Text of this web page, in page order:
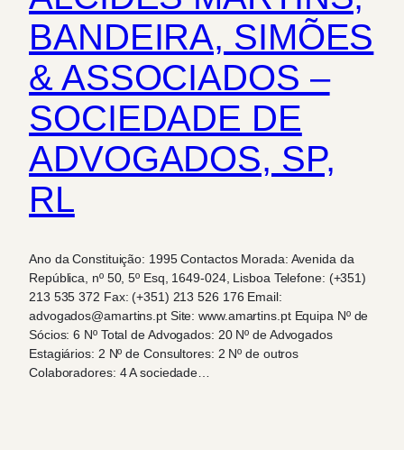
BANDEIRA, SIMÕES
& ASSOCIADOS –
SOCIEDADE DE
ADVOGADOS, SP,
RL
Ano da Constituição: 1995 Contactos Morada: Avenida da
República, nº 50, 5º Esq, 1649-024, Lisboa Telefone: (+351)
213 535 372 Fax: (+351) 213 526 176 Email:
advogados@amartins.pt Site: www.amartins.pt Equipa Nº de
Sócios: 6 Nº Total de Advogados: 20 Nº de Advogados
Estagiários: 2 Nº de Consultores: 2 Nº de outros
Colaboradores: 4 A sociedade…